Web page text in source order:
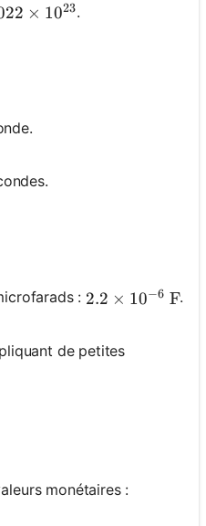
\times 10^{23}
× 1023.
: 2.2 \times
2.2 × 10−6 F.
de petites
monétaires :